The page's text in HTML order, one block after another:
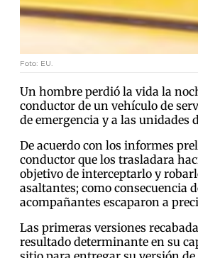
Foto: EU.
Un hombre perdió la vida la
conductor de un vehículo de
de emergencia y a las unidades
De acuerdo con los informes
conductor que los trasladara
objetivo de interceptarlo y
asaltantes; como consecuencia
acompañantes escaparon a
Las primeras versiones
resultado determinante en su